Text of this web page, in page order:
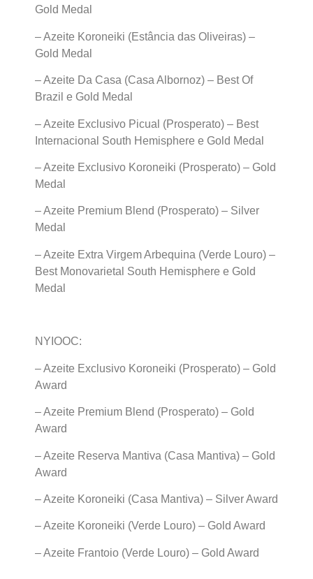
Gold Medal
– Azeite Koroneiki (Estância das Oliveiras) –
Gold Medal
– Azeite Da Casa (Casa Albornoz) – Best Of
Brazil e Gold Medal
– Azeite Exclusivo Picual (Prosperato) – Best
Internacional South Hemisphere e Gold Medal
– Azeite Exclusivo Koroneiki (Prosperato) – Gold
Medal
– Azeite Premium Blend (Prosperato) – Silver
Medal
– Azeite Extra Virgem Arbequina (Verde Louro) –
Best Monovarietal South Hemisphere e Gold
Medal
NYIOOC:
– Azeite Exclusivo Koroneiki (Prosperato) – Gold
Award
– Azeite Premium Blend (Prosperato) – Gold
Award
– Azeite Reserva Mantiva (Casa Mantiva) – Gold
Award
– Azeite Koroneiki (Casa Mantiva) – Silver Award
– Azeite Koroneiki (Verde Louro) – Gold Award
– Azeite Frantoio (Verde Louro) – Gold Award